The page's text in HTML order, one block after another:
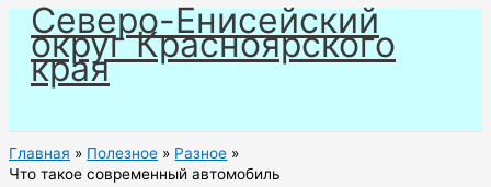
Перейти
содержимому
Северо-Енисейский
округ Красноярского
края
Главная Полезное
Разное
Что такое современный автомобиль